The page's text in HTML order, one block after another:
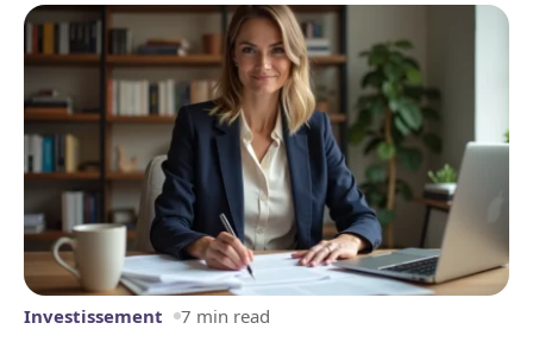
Investissement 7 min read